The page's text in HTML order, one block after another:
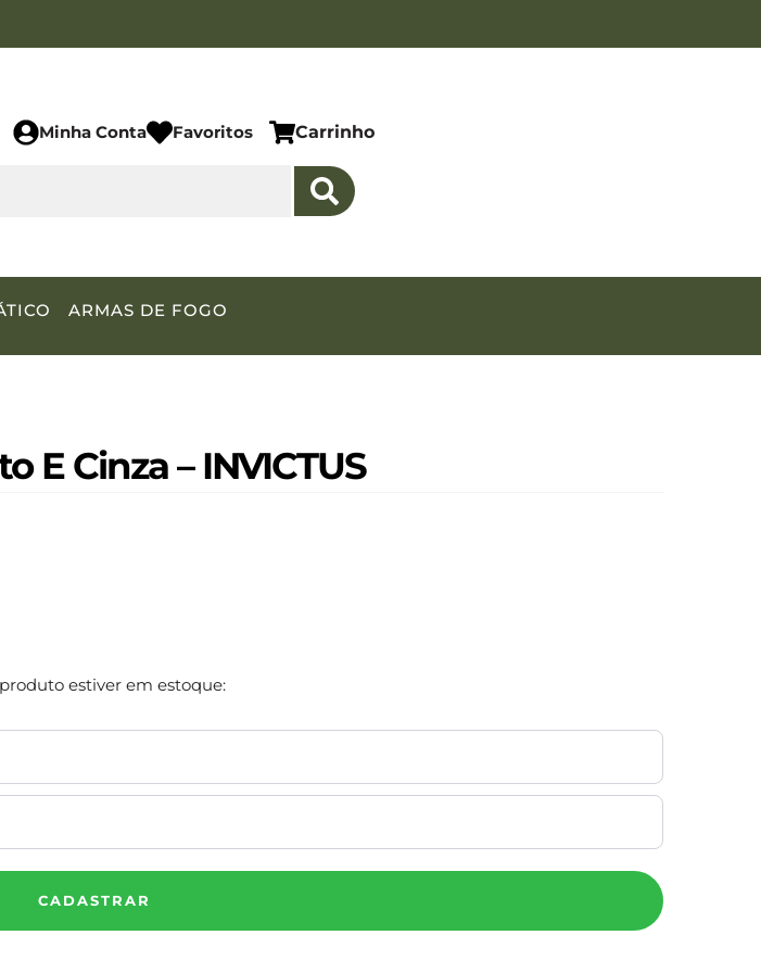
Minha Conta Favoritos Carrinho
ARMAS DE FOGO
E Cinza – INVICTUS
estiver em estoque:
CADASTRAR